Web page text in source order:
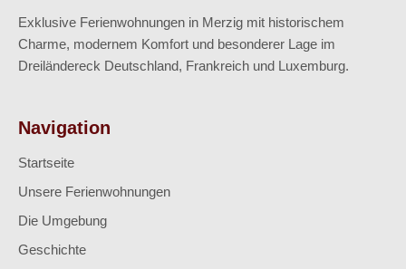
Exklusive Ferienwohnungen in Merzig mit historischem
Charme, modernem Komfort und besonderer Lage im
Dreiländereck Deutschland, Frankreich und Luxemburg.
Navigation
Startseite
Unsere Ferienwohnungen
Die Umgebung
Geschichte